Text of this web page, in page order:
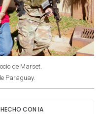
de Marset.
Paraguay.
HECHO CON IA